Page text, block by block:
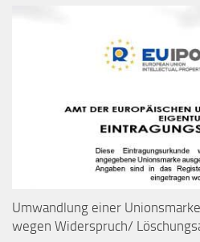
Umwandlung einer
wegen Widerspruch/